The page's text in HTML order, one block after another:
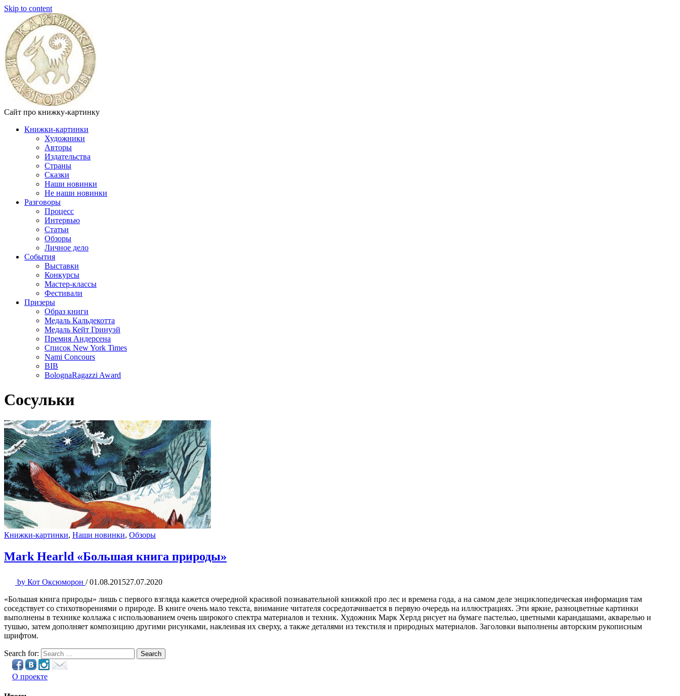
Skip to content
Сайт про книжку-картинку
Книжки-картинки
Художники
Авторы
Издательства
Страны
Сказки
Наши новинки
Не наши новинки
Разговоры
Процесс
Интервью
Статьи
Обзоры
Личное дело
События
Выставки
Конкурсы
Мастер-классы
Фестивали
Призеры
Образ книги
Медаль Кальдекотта
Медаль Кейт Гринуэй
Премия Андерсена
Список New York Times
Nami Concours
BIB
BolognaRagazzi Award
Сосульки
Книжки-картинки, Наши новинки, Обзоры
Mark Hearld «Большая книга природы»
by Кот Оксюморон / 01.08.201527.07.2020
«Большая книга природы» лишь с первого взгляда кажется очередной красивой познавательной книжкой про лес и времена года, а на самом деле энциклопедическая информация там
соседствует со стихотворениями о природе. В книге очень мало текста, внимание читателя сосредотачивается в первую очередь на иллюстрациях. Эти яркие, разноцветные картинки
выполнены в технике коллажа с использованием очень широкого спектра материалов и техник. Художник Марк Херлд рисует на бумаге пастелью, цветными карандашами, акварелью и
тушью, затем дополняет композицию другими рисунками, наклеивая их сверху, а также деталями из текстиля и природных материалов. Заголовки выполнены авторским рукописным
шрифтом.
Search for: Search
О проекте